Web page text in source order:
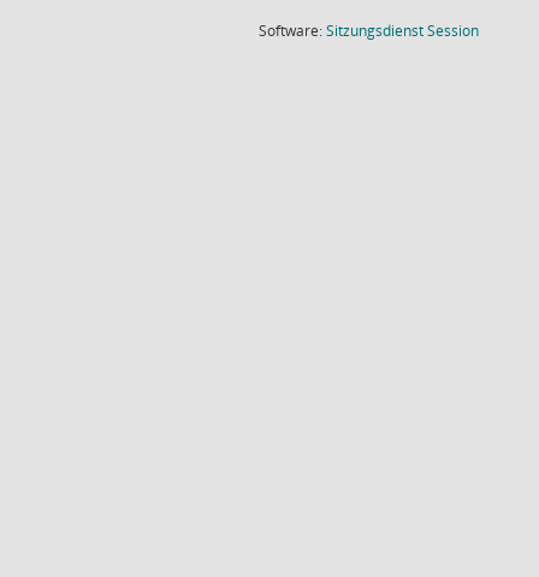
Software:SitzungsdienstSession(Wird in